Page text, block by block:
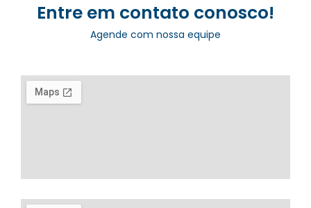
Entre em contato conosco!
Agende com nossa equipe